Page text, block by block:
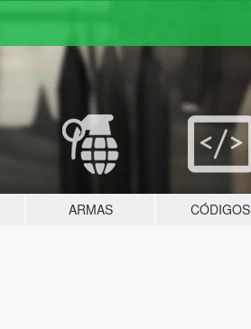
ARMAS CÓDIGOS